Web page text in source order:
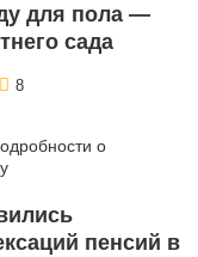
для пола —
сада
8
пенсий в